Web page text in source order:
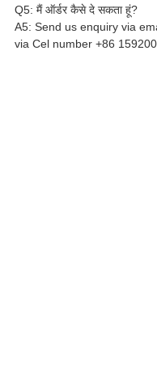
Q5: मैं ऑर्डर कैसे दे सकता हूं?
A5: Send us enquiry via
via Cel number +86